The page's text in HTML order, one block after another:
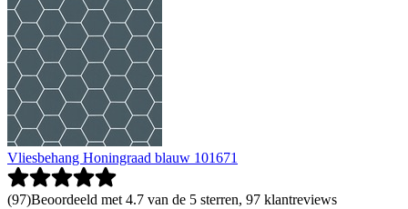
Vliesbehang Honingraad blauw 101671
(97)Beoordeeld met 4.7 van de 5 sterren, 97 klantreviews